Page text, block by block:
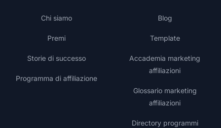
Chi siamo
Premi
Storie di successo
Programma di affiliazione
Blog
Template
Accademia marketing
affiliazioni
Glossario marketing
affiliazioni
Directory programmi